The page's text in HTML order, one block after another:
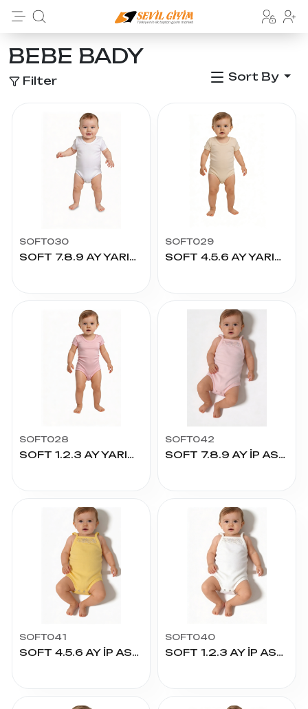
BEBE BADY
Filter Sort By
SOFT030
SOFT 7.8.9 AY YARIM KOL ÇITÇITLI
SOFT029
SOFT 4.5.6 AY YARIM KOL ÇITÇITLI
SOFT028
SOFT 1.2.3 AY YARIM KOL ÇITÇITLI
SOFT042
SOFT 7.8.9 AY İP ASKILI İŞLİ ÇITÇITLI
SOFT041
SOFT 4.5.6 AY İP ASKILI İŞLİ ÇITÇITLI
SOFT040
SOFT 1.2.3 AY İP ASKILI İŞLİ ÇITÇITLI